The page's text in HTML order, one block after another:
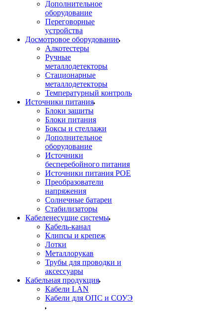
Дополнительное
оборудование
Переговорные
устройства
Досмотровое оборудование
Алкотестеры
Ручные
металлодетекторы
Стационарные
металлодетекторы
Температурный контроль
Источники питания
Блоки защиты
Блоки питания
Боксы и стеллажи
Дополнительное
оборудование
Источники
бесперебойного питания
Источники питания POE
Преобразователи
напряжения
Солнечные батареи
Стабилизаторы
Кабеленесущие системы
Кабель-канал
Клипсы и крепеж
Лотки
Металлорукав
Трубы для проводки и
аксессуары
Кабельная продукция
Кабели LAN
Кабели для ОПС и СОУЭ